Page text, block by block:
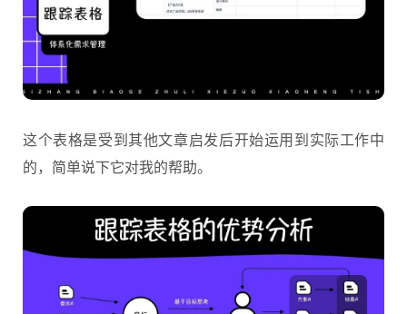
这个表格是受到其他文章启发后开始运用到实际工作中
的，简单说下它对我的帮助。